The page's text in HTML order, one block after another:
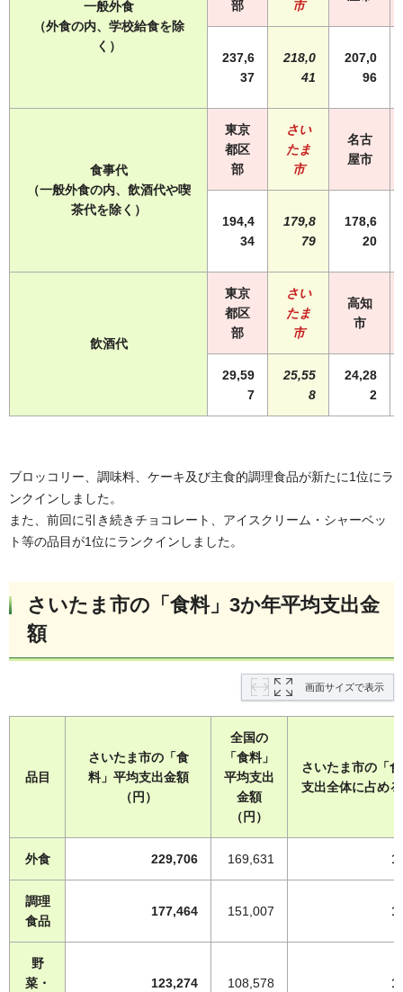
一般外食
（外食の内、学校給食を除
く）
部 市
237,6
37
218,0
41
207,0
96
食事代
（一般外食の内、飲酒代や喫
茶代を除く）
東京
都区
部
さい
たま
市
名古
屋市
194,4
34
179,8
79
178,6
20
飲酒代
東京
都区
部
さい
たま
市
高知
市
29,59
7
25,55
8
24,28
2
ブロッコリー、調味料、ケーキ及び主食的調理食品が新たに1位にラ
ンクインしました。
また、前回に引き続きチョコレート、アイスクリーム・シャーベッ
ト等の品目が1位にランクインしました。
さいたま市の「食料」3か年平均支出金
額
画面サイズで表示
品目
さいたま市の「食
料」平均支出金額
（円）
全国の
「食料」
平均支出
金額
（円）
さいたま市の「
支出全体に占め
外食 229,706 169,631
調理
食品
177,464 151,007
野
菜・
123,274 108,578